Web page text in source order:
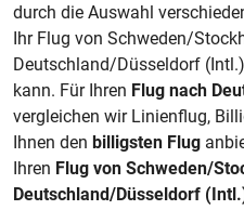
durch die Auswahl
Ihr Flug von Schweden/
Deutschland/Düsseldorf
kann. Für Ihren Flug nach
vergleichen wir Linienflug,
Ihnen den billigsten Flug
Ihren Flug von Schweden/
Deutschland/Düsseldorf